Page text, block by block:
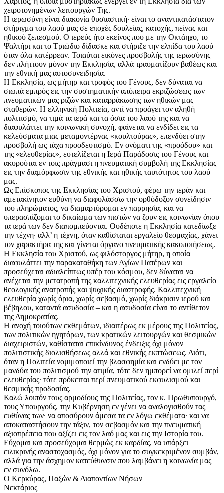
χειροτονημένων λειτουργών Της.
Η ιερωσύνη είναι διακονία θυσιαστική· είναι το αναντικατάστατον
στήριγμα του λαού μας σε εποχές δουλείας, κατοχής, πείνας και
ηθικού ξεπεσμού. Ο ιερεύς ήτο εκείνος που με την Οκτάηχο, το
Ψαλτήρι και το Τριώδιο δίδασκε και στήριζε την ελπίδα του λαού
όταν όλα κατέρρεαν. Τοιαύται εικόνες προσβολής της ιερωσύνης
δεν πλήττουν μόνον την Εκκλησία, αλλά τραυματίζουν βαθέως και
την εθνική μας αυτοσυνειδησία.
Η Εκκλησία, ως μήτηρ και τροφός του Γένους, δεν δύναται να
σιωπά εμπρός εις την συστηματικήν απόπειρα εκριζώσεως των
πνευματικών μας ριζών και καταρράκωσης των ηθικών μας
σταθερών. Η ελληνική Πολιτεία, αντί να προάγει τον αληθή
πολιτισμό, να τιμά τα ιερά και τα όσια του λαού της και να
διαφυλάττει την κοινωνική συνοχή, φαίνεται να ενδίδει εις τα
κελεύσματα μιας μεταμοντέρνας «κουλτούρας», επενδύει στην
προσβολή ως τάχα προοδευτισμό. Εν ονόματι της «προόδου» και
της «ελευθερίας», ευτελίζεται η Ιερά Παράδοσις του Γένους και
ακυρούται εν τοις πράγμασι η πνευματική συμβολή της Εκκλησίας
εις την διαμόρφωσιν της εθνικής και ηθικής ταυτότητος του λαού
μας.
Ως Επίσκοπος της Εκκλησίας του Χριστού, φέρω την ιεράν και
αμετακίνητον ευθύνη να διαφυλάσσω την ορθόδοξον συνείδησιν
του πληρώματος, να διαμαρτύρομαι εν παρρησία, και να
υπερασπίζομαι το δικαίωμα των πιστών να ζουν εις κοινωνίαν όπου
τα ιερά των δεν διαπομπεύονται. Ουδέποτε η Εκκλησία κατεδίωξε
την τέχνη· αλλ’ η τέχνη, όταν καθίσταται εργαλείο θεομαχίας, χάνει
τον χαρακτήρα της και γίνεται όργανο πνευματικής κακοποιήσεως.
Η Εκκλησία του Χριστού, ως φιλόστοργος μήτηρ, η οποία
διαφυλάττει την παρακαταθήκη των Αγίων Πατέρων και
προσεύχεται αδιαλείπτως υπέρ του κόσμου, δεν δύναται να
ανέχεται την μετατροπή της καλλιτεχνικής ελευθερίας εις εργαλείο
θεολογικής ανατροπής και ψυχικής διαστροφής. Καλλιτεχνική
ελευθερία χωρίς όρια, χωρίς σεβασμό, χωρίς διάκρισιν ιερού και
βέβηλου, καταντά ασυδοσία – και η ασυδοσία είναι το αντίθετον
της Δημοκρατίας.
Η ανοχή τοιούτων εκθεμάτων, ιδιαιτέρως εκ μέρους της Πολιτείας,
των πολιτικών ηγητόρων, των κρατικών λειτουργών και θεσμικών
διαχειριστών, καθίσταται επικίνδυνος ένδειξις όχι μόνον
πολιτιστικής διολισθήσεως αλλά και εθνικής εκπτώσεως. Διότι,
όταν η Πολιτεία νομιμοποιεί την βλασφημία και ενδύει με τον
μανδύα του πολιτισμού την ατιμία, τότε δεν ημπορεί να ομιλεί περί
ελευθερίας· τότε πρόκειται περί πνευματικού εκφυλισμού και
θεσμικής προδοσίας.
Καλώ λοιπόν τους αρμοδίους της Πολιτείας, τον κ. Πρωθυπουργό,
τους Υπουργούς, την Κυβέρνηση εν γένει να αναλογισθούν τας
ευθύνας των· να αποσύρουν άμεσα τα εν λόγω εκθέματα· και να
αποκαταστήσουν την τάξιν, τον σεβασμόν και την πνευματική
αξιοπρέπεια που αξίζει εις τον λαό μας και εις την Ιστορία του.
Εύχομαι και προσεύχομαι θερμώς εκ καρδίας, να υπάρξει
ειλικρινής αναστοχασμός, όχι μόνον για το συγκεκριμένον συμβάν,
αλλά για την άσχημον κατεύθυνσιν που λαμβάνει η κοινωνία μας
εν συνόλω.
Ο Κερκύρας, Παξών & Διαποντίων Νήσων
Νεκτάριος